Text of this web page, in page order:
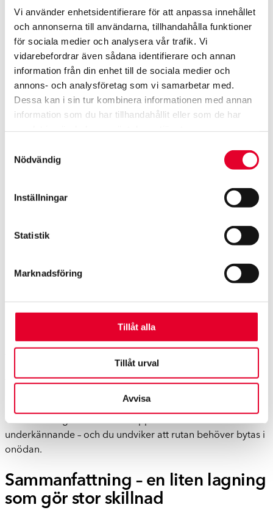
Vi använder enhetsidentifierare för att anpassa innehållet
och annonserna till användarna, tillhandahålla funktioner
för sociala medier och analysera vår trafik. Vi
vidarebefordrar även sådana identifierare och annan
information från din enhet till de sociala medier och
annons- och analysföretag som vi samarbetar med.
Dessa kan i sin tur kombinera informationen med annan
information som du har tillhandahållit eller som de har
Nödvändig
Inställningar
Statistik
Marknadsföring
Tillåt alla
Tillåt urval
Avvisa
Så går en stenskottslagning till
hos Werksta
En korrekt lagning går snabbt – men kräver precision för att
hålla över tid.
Bedömning: Teknikern kontrollerar skadans läge
Rengöring: Smuts och fukt avlägsnas från skadan.
Fyllning: En transparent specialresin pressas under
Härdning: Materialet härdas med UV-ljus för
Polering: Ytan jämnas till för bästa sikt och finish.
knappt synlig.
Stenskott och besiktning – det här
behöver du veta
Även ett litet stenskott kan leda till anmärkning vid
besiktningen, särskilt om det sitter i förarens synfält eller
vid vindrutans kanter. Om sprickor börjat sprida sig
bedöms det direkt som en säkerhetsrisk.
Genom att laga skadan i tid slipper du risk för
underkännande – och du undviker att rutan behöver bytas i
onödan.
Sammanfattning – en liten lagning
som gör stor skillnad